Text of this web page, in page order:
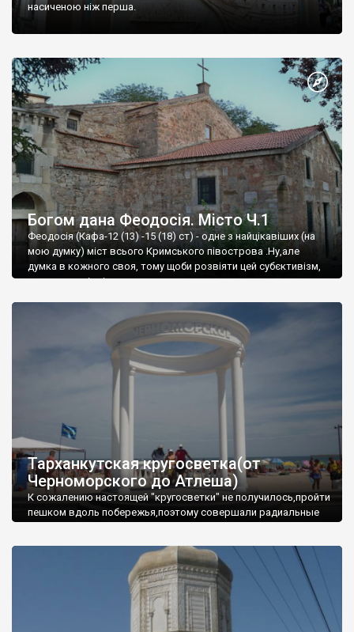
насиченою ніж перша.
Богом дана Феодосія. Місто Ч.1
Феодосія (Кафа-12 (13) -15 (18) ст) - одне з найцікавіших (на
мою думку) міст всього Кримського півострова .Ну,але
думка в кожного своя, тому щоби розвіяти цей субєктивізм,
запрошую відвідати це
Тарханкутская кругосветка(от
Черноморского до Атлеша)
К сожалению настоящей "кругосветки" не получилось,пройти
пешком вдоль побережья,поэтому совершали радиальные